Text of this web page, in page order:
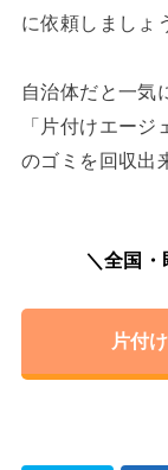
に依頼しましょ
自治体だと一気
「片付けエー
のゴミを回収出
＼全国
片付